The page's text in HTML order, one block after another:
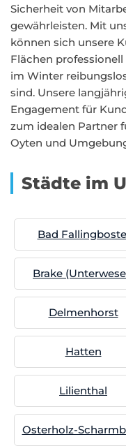
Sicherheit von
gewährleisten. Mit
können sich unsere
Flächen
im Winter
sind. Unsere
Engagement für
zum idealen Partner
Oyten und
Städte im
Bad
Brake
Delmenhorst
Hatten
Lilienthal
Osterholz-